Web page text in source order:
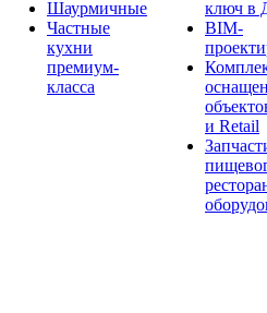
Шаурмичные
Частные
кухни
премиум-
класса
ключ в
BIM-
и Retail